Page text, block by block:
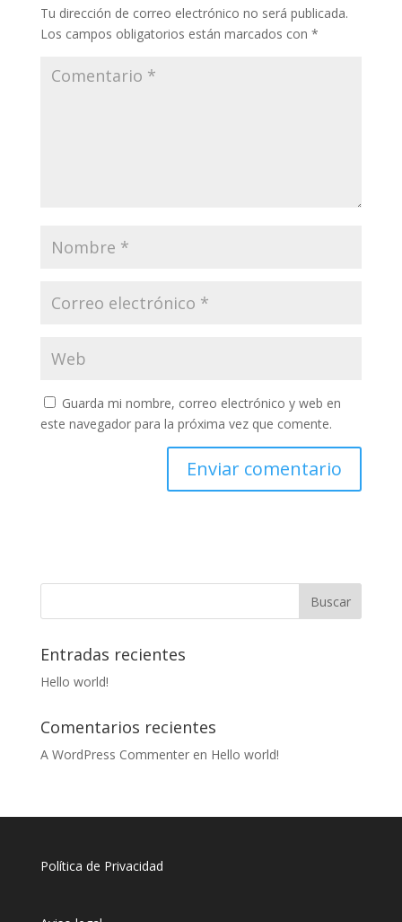
Tu dirección de correo electrónico no será publicada.
Los campos obligatorios están marcados con *
Guarda mi nombre, correo electrónico y web en
este navegador para la próxima vez que comente.
Entradas recientes
Hello world!
Comentarios recientes
A WordPress Commenteren Hello world!
Política de Privacidad